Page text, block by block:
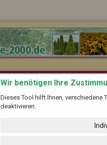
Wir benötigen Ihre
Dieses Tool hilft Ihnen, verschiedene
deaktivieren.